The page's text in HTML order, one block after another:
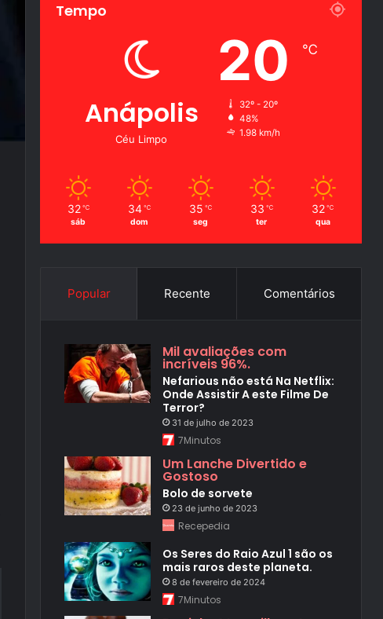
Tempo
Anápolis
Céu Limpo
20 ℃
32º - 20º
48%
1.98 km/h
32 ℃
sáb
34 ℃
dom
35 ℃
seg
33 ℃
ter
32 ℃
qua
Popular Recente Comentários
Mil avaliações com
incríveis 96%.
Nefarious não está Na Netflix:
Onde Assistir A este Filme De
Terror?
31 de julho de 2023
7Minutos
Um Lanche Divertido e
Gostoso
Bolo de sorvete
23 de junho de 2023
Recepedia
Os Seres do Raio Azul 1 são os
mais raros deste planeta.
8 de fevereiro de 2024
7Minutos